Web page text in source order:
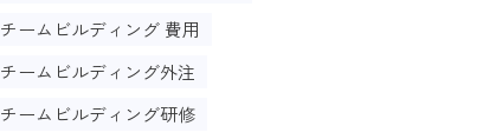
チームビルディング 費用
チームビルディング外注
チームビルディング研修